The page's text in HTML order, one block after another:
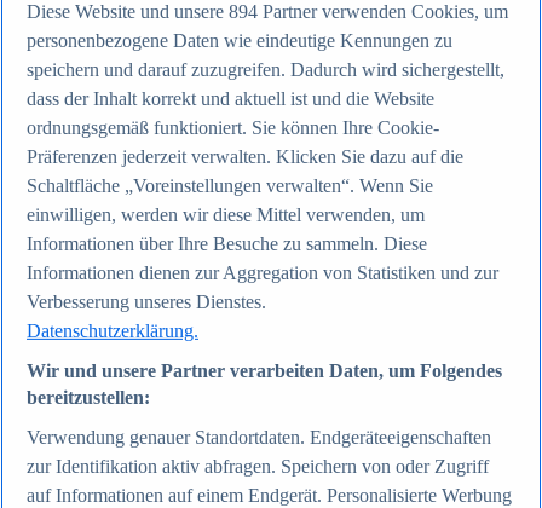
Zum Report
Internet
Beliebte Statistiken
Aktuelle Statistiken
Anzahl der Social-Media-Nutzer weltweit 2012-2025
Social Networks mit den meisten Nutzern weltweit
2025
Soziale Netzwerke in Deutschland nach Generationen
Instagram - Nutzung nach Alter und Geschlecht in
Deutschland 2025
Podcasts - Nutzung 2016-2025
Themen
Weitere Themen
TikTok - Daten & Fakten
Top Report
Diese Website und unsere 894 Partner verwenden Cookies, um
personenbezogene Daten wie eindeutige Kennungen zu
speichern und darauf zuzugreifen. Dadurch wird sichergestellt,
dass der Inhalt korrekt und aktuell ist und die Website
ordnungsgemäß funktioniert. Sie können Ihre Cookie-
Präferenzen jederzeit verwalten. Klicken Sie dazu auf die
Schaltfläche „Voreinstellungen verwalten“. Wenn Sie
einwilligen, werden wir diese Mittel verwenden, um
Informationen über Ihre Besuche zu sammeln. Diese
Informationen dienen zur Aggregation von Statistiken und zur
Verbesserung unseres Dienstes.
Datenschutzerklärung.
Wir und unsere Partner verarbeiten Daten, um Folgendes
bereitzustellen:
Verwendung genauer Standortdaten. Endgeräteeigenschaften
zur Identifikation aktiv abfragen. Speichern von oder Zugriff
auf Informationen auf einem Endgerät. Personalisierte Werbung